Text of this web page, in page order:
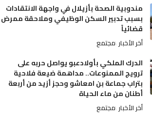
مندوبية الصحة بأزيلال في واجهة الانتقادات
بسبب تدبير السكن الوظيفي وملاحقة ممرض
قضائياً
أخر الأخبار مجتمع
الدرك الملكي بأولادعبو يواصل حربه على
ترويج الممنوعات.. مداهمة ضيعة فلاحية
بتراب جماعة بن امعاشو وحجز أزيد من أربعة
أطنان من ماء الحياة
أخر الأخبار مجتمع